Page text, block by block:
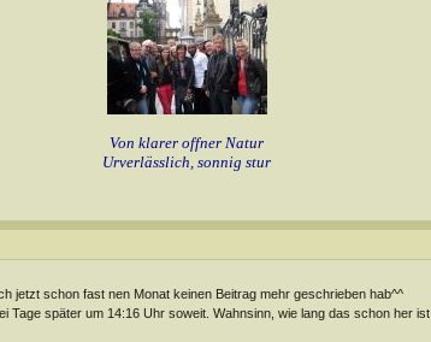
Von klarer offner Natur
Urverlässlich, sonnig stur
jetzt schon fast nen Monat keinen Beitrag mehr geschrieben hab^^
Tage später um 14:16 Uhr soweit. Wahnsinn, wie lang das schon her ist